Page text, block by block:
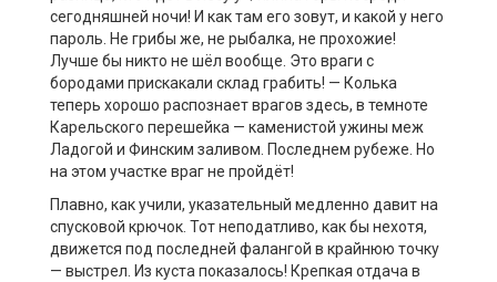
сегодняшней ночи! И как там его зовут, и какой у него
пароль. Не грибы же, не рыбалка, не прохожие!
Лучше бы никто не шёл вообще. Это враги с
бородами прискакали склад грабить! — Колька
теперь хорошо распознает врагов здесь, в темноте
Карельского перешейка — каменистой ужины меж
Ладогой и Финским заливом. Последнем рубеже. Но
на этом участке враг не пройдёт!
Плавно, как учили, указательный медленно давит на
спусковой крючок. Тот неподатливо, как бы нехотя,
движется под последней фалангой в крайнюю точку
— выстрел. Из куста показалось! Крепкая отдача в